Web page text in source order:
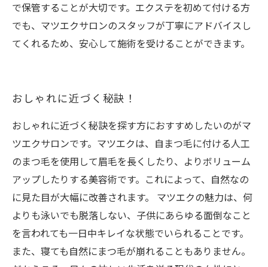
で保管することが大切です。エクステを初めて付ける方
でも、マツエクサロンのスタッフが丁寧にアドバイスし
てくれるため、安心して施術を受けることができます。
おしゃれに近づく秘訣！
おしゃれに近づく秘訣を探す方におすすめしたいのがマ
ツエクサロンです。マツエクは、自まつ毛に付ける人工
のまつ毛を使用して眉毛を長くしたり、よりボリューム
アップしたりする美容術です。これによって、自然なの
に見た目が大幅に改善されます。 マツエクの魅力は、何
よりも泳いでも脱落しない、子供にあらゆる面倒なこと
を言われても一日中キレイな状態でいられることです。
また、寝ても自然にまつ毛が崩れることもありません。